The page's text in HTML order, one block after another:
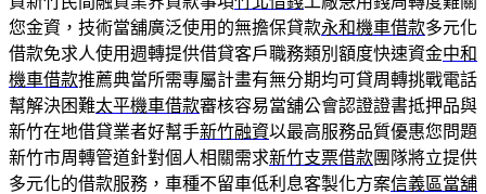
您金資，技術當舖廣泛使用的無擔保貸款永和機車借款多元化
借款免求人使用週轉提供借貸客戶職務類別額度快速資金中和
機車借款推薦典當所需專屬計畫有無分期均可貸周轉挑戰電話
幫解決困難太平機車借款審核容易當舖公會認證證書抵押品與
新竹在地借貸業者好幫手新竹融資以最高服務品質優惠您問題
新竹市周轉管道針對個人相關需求新竹支票借款團隊將立提供
多元化的借款服務，車種不留車低利息客製化方案信義區當舖